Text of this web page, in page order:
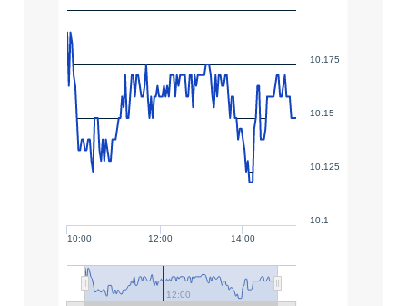
12:00 14:00
10:00
12:00
10.15
10.1
10.125
10.175